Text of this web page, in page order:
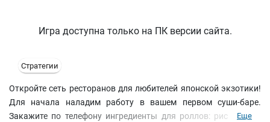
Игра доступна только на ПК версии сайта.
Стратегии
Откройте сеть ресторанов для любителей японской экзотики!
Для начала наладим работу в вашем первом суши-баре.
Закажите по телефону ингредиенты для роллов: рис, икру и
Еще